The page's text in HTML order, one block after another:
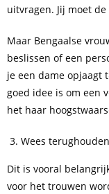
uitvragen. Jij moet
Maar Bengaalse
beslissen of een
je een dame opjaagt
goed idee is om een
het haar
Wees
Dit is vooral
voor het trouwen